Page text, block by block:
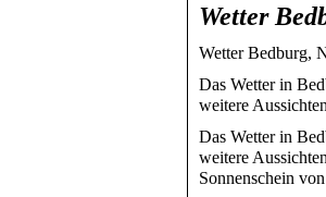
Wetter
Wetter Bedburg,
Das Wetter in
weitere
Das Wetter in
weitere
Sonnenschein